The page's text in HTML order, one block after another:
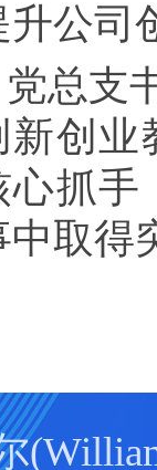
升公司
党总支
新创业
心抓手
中取得